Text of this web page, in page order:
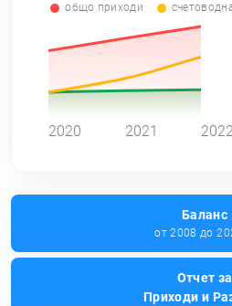
общо приходи
2020 2021
Баланс
от 2008 до
Отчет за
Приходи и